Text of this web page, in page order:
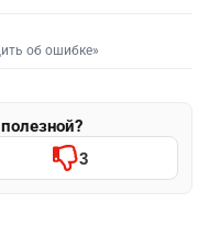
об ошибке»
3